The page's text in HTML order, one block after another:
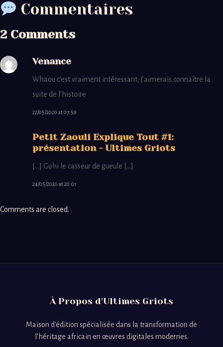
Commentaires
2 Comments
Venance
Whaou c’est vraiment intéressant, j’aimerais connaître la
suite de l’histoire
22/05/2020 at 07:59
Petit Zaouli Explique Tout #1:
présentation - Ultimes Griots
[…] Gohi le casseur de gueule […]
24/05/2020 at 20:01
Comments are closed.
À Propos d'Ultimes Griots
Maison d'édition spécialisée dans la transformation de
l'héritage africain en œuvres digitales modernes.